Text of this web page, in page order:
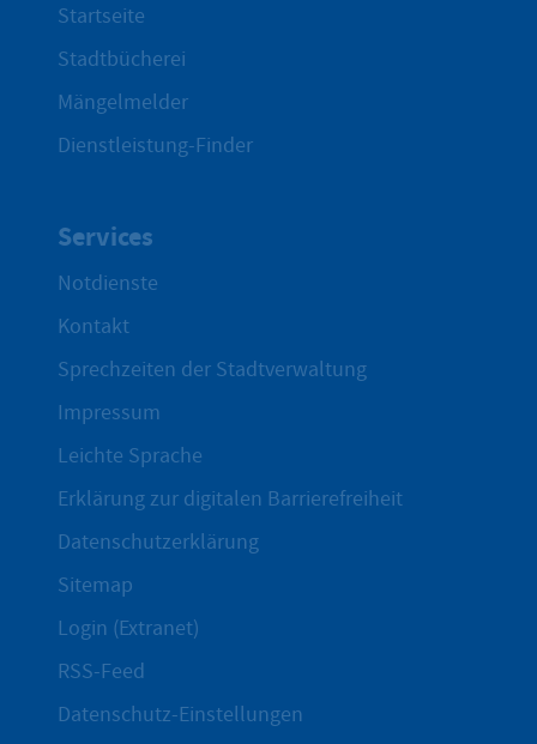
Startseite
Stadtbücherei
Mängelmelder
Dienstleistung-Finder
Services
Notdienste
Kontakt
Sprechzeiten der Stadtverwaltung
Impressum
Leichte Sprache
Erklärung zur digitalen Barrierefreiheit
Datenschutzerklärung
Sitemap
Login (Extranet)
RSS-Feed
Datenschutz-Einstellungen